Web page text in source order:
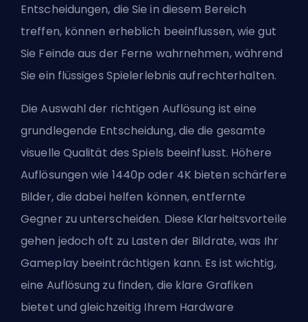
Entscheidungen, die Sie in diesem Bereich
treffen, können erheblich beeinflussen, wie gut
Sie Feinde aus der Ferne wahrnehmen, während
Sie ein flüssiges Spielerlebnis aufrechterhalten.
Die Auswahl der richtigen Auflösung ist eine
grundlegende Entscheidung, die die gesamte
visuelle Qualität des Spiels beeinflusst. Höhere
Auflösungen wie 1440p oder 4K bieten schärfere
Bilder, die dabei helfen können, entfernte
Gegner zu unterscheiden. Diese Klarheitsvorteile
gehen jedoch oft zu Lasten der Bildrate, was Ihr
Gameplay beeinträchtigen kann. Es ist wichtig,
eine Auflösung zu finden, die klare Grafiken
bietet und gleichzeitig Ihrem Hardware